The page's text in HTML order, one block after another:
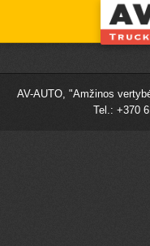
AV-AUTO, "Amžinos
Tel.: +370